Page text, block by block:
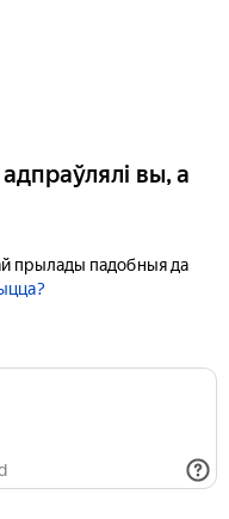
вы, а
прылады падобныя да